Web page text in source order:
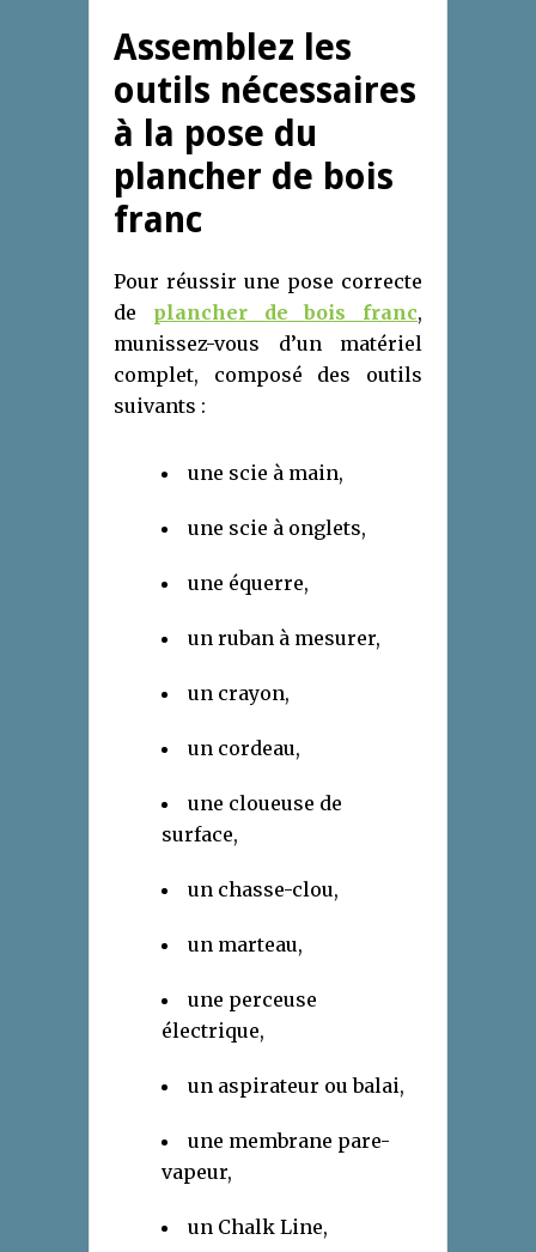
Assemblez les
outils nécessaires
à la pose du
plancher de bois
franc
Pour réussir une pose correcte
de plancher de bois franc,
munissez-vous d’un matériel
complet, composé des outils
suivants :
une scie à main,
une scie à onglets,
une équerre,
un ruban à mesurer,
un crayon,
un cordeau,
une cloueuse de
surface,
un chasse-clou,
un marteau,
une perceuse
électrique,
un aspirateur ou balai,
une membrane pare-
vapeur,
un Chalk Line,